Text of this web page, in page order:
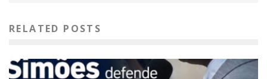
RELATED POSTS